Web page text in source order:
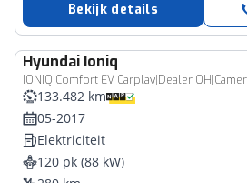
Bekijk details
Hyundai Ioniq
IONIQ Comfort EV Carplay|Dealer
133.482 km
05-2017
Elektriciteit
120 pk (88 kW)